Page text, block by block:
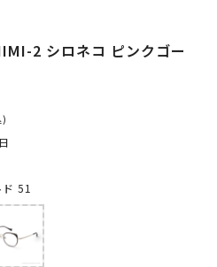
2 シロネコ ピンクゴー
51